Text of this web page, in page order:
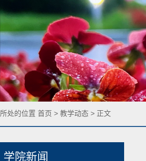
学院新闻
处的位置 首页 > 教学动态 > 正文